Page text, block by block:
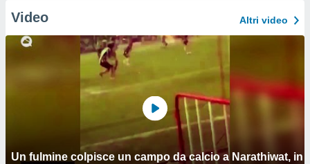
Video Altri video
Un fulmine colpisce un campo da calcio a Narathiwat, in